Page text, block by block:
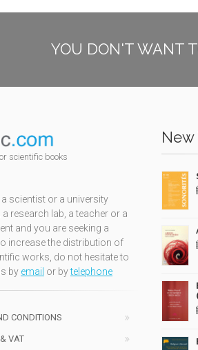
YOU DON'T WANT
scientific books
a scientist or a university
a research lab, a teacher or a
and you are seeking a
increase the distribution of
works, do not hesitate to
by email or bytelephone
CONDITIONS
VAT
New